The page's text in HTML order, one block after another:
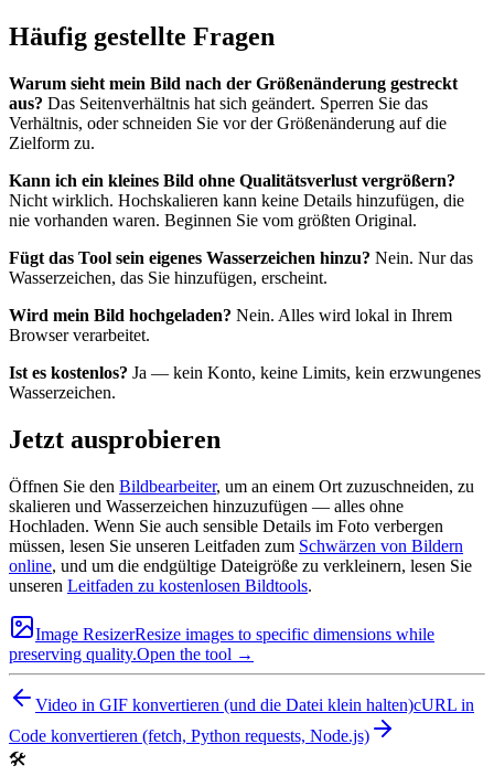
Häufig gestellte Fragen
Warum sieht mein Bild nach der Größenänderung gestreckt
aus? Das Seitenverhältnis hat sich geändert. Sperren Sie das
Verhältnis, oder schneiden Sie vor der Größenänderung auf die
Zielform zu.
Kann ich ein kleines Bild ohne Qualitätsverlust vergrößern?
Nicht wirklich. Hochskalieren kann keine Details hinzufügen, die
nie vorhanden waren. Beginnen Sie vom größten Original.
Fügt das Tool sein eigenes Wasserzeichen hinzu? Nein. Nur das
Wasserzeichen, das Sie hinzufügen, erscheint.
Wird mein Bild hochgeladen? Nein. Alles wird lokal in Ihrem
Browser verarbeitet.
Ist es kostenlos? Ja — kein Konto, keine Limits, kein erzwungenes
Wasserzeichen.
Jetzt ausprobieren
Öffnen Sie den Bildbearbeiter, um an einem Ort zuzuschneiden, zu
skalieren und Wasserzeichen hinzuzufügen — alles ohne
Hochladen. Wenn Sie auch sensible Details im Foto verbergen
müssen, lesen Sie unseren Leitfaden zum Schwärzen von Bildern
online, und um die endgültige Dateigröße zu verkleinern, lesen Sie
unseren Leitfaden zu kostenlosen Bildtools.
Image ResizerResize images to specific dimensions while
preserving quality.Open the tool →
Video in GIF konvertieren (und die Datei klein halten)cURL in
Code konvertieren (fetch, Python requests, Node.js)
🛠️